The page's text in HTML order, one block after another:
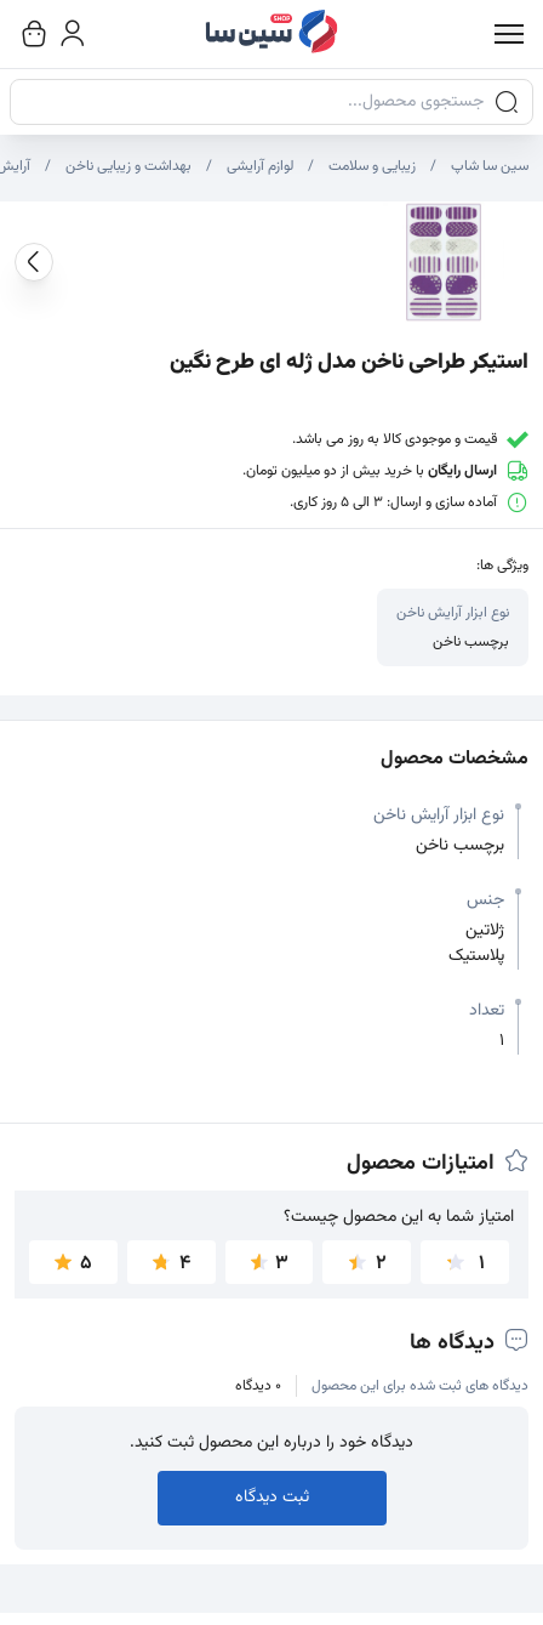
جستجوی محصولات
سین سا شاپ زیبایی و سلامت لوازم آرایشی بهداشت و زیبایی ناخن
استیکر طراحی ناخن مدل ژله ای طرح نگین
قیمت و موجودی کالا به روز می باشد.
ارسال رایگان با خرید بیش از دو میلیون تومان.
آماده سازی و ارسال: 3 الی 5 روز کاری.
ویژگی ها:
نوع ابزار آرایش ناخن
برچسب ناخن
تصاویر محصول
تصویر شاخص محصول
سایر تصاویر محصول - تصاویر بندانگشتی
مشخصات محصول
نوع ابزار آرایش ناخن
برچسب ناخن
جنس
ژلاتین
پلاستیک
تعداد
1
امتیازات محصول
امتیاز شما به این محصول چیست؟
امتیاز شما به این محصول چیست؟
1
2
3
4
5
دیدگاه ها
دیدگاه های ثبت شده برای این محصول 0 دیدگاه
دیدگاه خود را درباره این محصول ثبت کنید.
ثبت دیدگاه